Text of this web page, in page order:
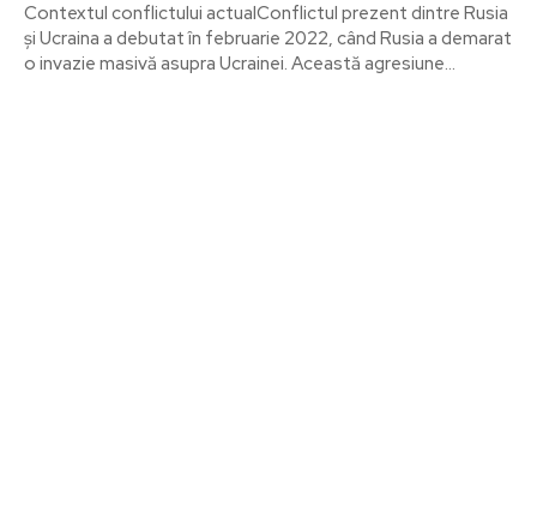
Contextul conflictului actualConflictul prezent dintre Rusia
și Ucraina a debutat în februarie 2022, când Rusia a demarat
o invazie masivă asupra Ucrainei. Această agresiune...